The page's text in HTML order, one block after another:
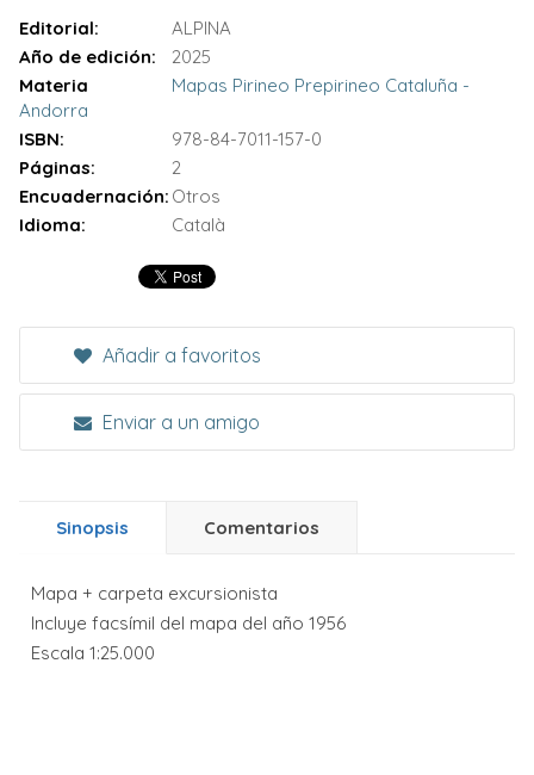
Editorial:
ALPINA
Año de edición:
2025
Materia
Mapas Pirineo Prepirineo Cataluña -
Andorra
ISBN:
978-84-7011-157-0
Páginas:
2
Encuadernación: Otros
Idioma:
Català
Añadir a favoritos
Enviar a un amigo
Sinopsis Comentarios
Mapa + carpeta excursionista
Incluye facsímil del mapa del año 1956
Escala 1:25.000